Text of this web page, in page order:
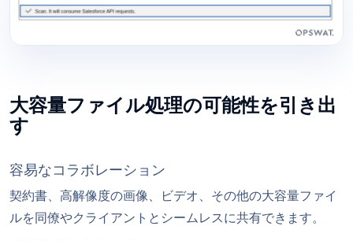
大容量ファイル処理の可能性を引き出
す
容易なコラボレーション
契約書、高解像度の画像、ビデオ、その他の大容量ファイ
ルを同僚やクライアントとシームレスに共有できます。